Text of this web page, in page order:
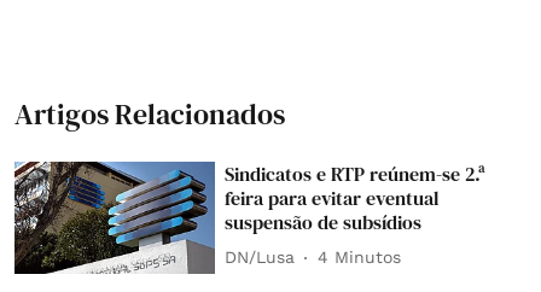
Artigos Relacionados
Sindicatos e RTP reúnem-se 2.ª
feira para evitar eventual
suspensão de subsídios
DN/Lusa 4 Minutos